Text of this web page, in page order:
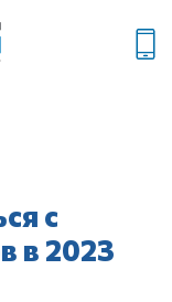
с
в 2023